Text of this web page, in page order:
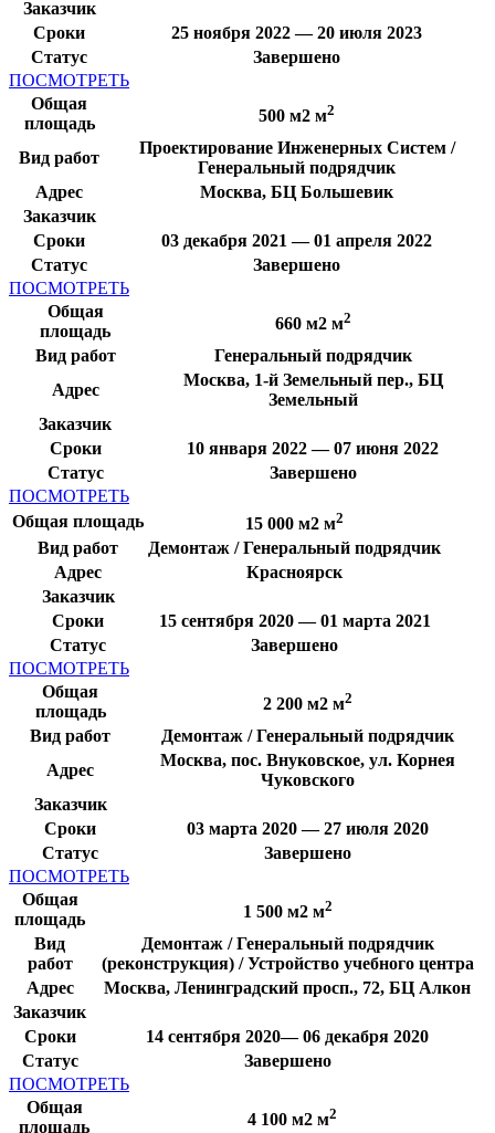
Заказчик
Сроки
25 ноября 2022 — 20 июля 2023
Статус
Завершено
ПОСМОТРЕТЬ
Общая
площадь
500 м2 м2
Вид работ
Проектирование Инженерных Систем /
Генеральный подрядчик
Адрес
Москва, БЦ Большевик
Заказчик
Сроки
03 декабря 2021 — 01 апреля 2022
Статус
Завершено
ПОСМОТРЕТЬ
Общая
площадь
660 м2 м2
Вид работ
Генеральный подрядчик
Адрес
Москва, 1-й Земельный пер., БЦ
Земельный
Заказчик
Сроки
10 января 2022 — 07 июня 2022
Статус
Завершено
ПОСМОТРЕТЬ
Общая площадь
15 000 м2 м2
Вид работ
Демонтаж / Генеральный подрядчик
Адрес
Красноярск
Заказчик
Сроки
15 сентября 2020 — 01 марта 2021
Статус
Завершено
ПОСМОТРЕТЬ
Общая
площадь
2 200 м2 м2
Вид работ
Демонтаж / Генеральный подрядчик
Адрес
Москва, пос. Внуковское, ул. Корнея
Чуковского
Заказчик
Сроки
03 марта 2020 — 27 июля 2020
Статус
Завершено
ПОСМОТРЕТЬ
Общая
площадь
1 500 м2 м2
Вид
работ
Демонтаж / Генеральный подрядчик
(реконструкция) / Устройство учебного центра
Адрес
Москва, Ленинградский просп., 72, БЦ Алкон
Заказчик
Сроки
14 сентября 2020— 06 декабря 2020
Статус
Завершено
ПОСМОТРЕТЬ
Общая
площадь
4 100 м2 м2